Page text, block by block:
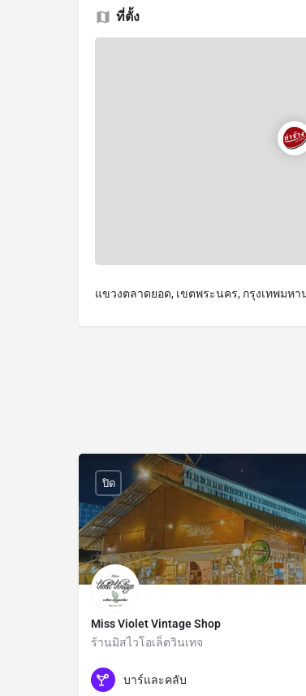
ที่ตั้ง
แขวงตลาดยอด, เขตพระนคร, กรุงเทพมหา
Miss Violet Vintage Shop
ร้านมิสไวโอเล็ตวินเทจ
กรุงเทพมหานคร
ปิด
บาร์และคลับ